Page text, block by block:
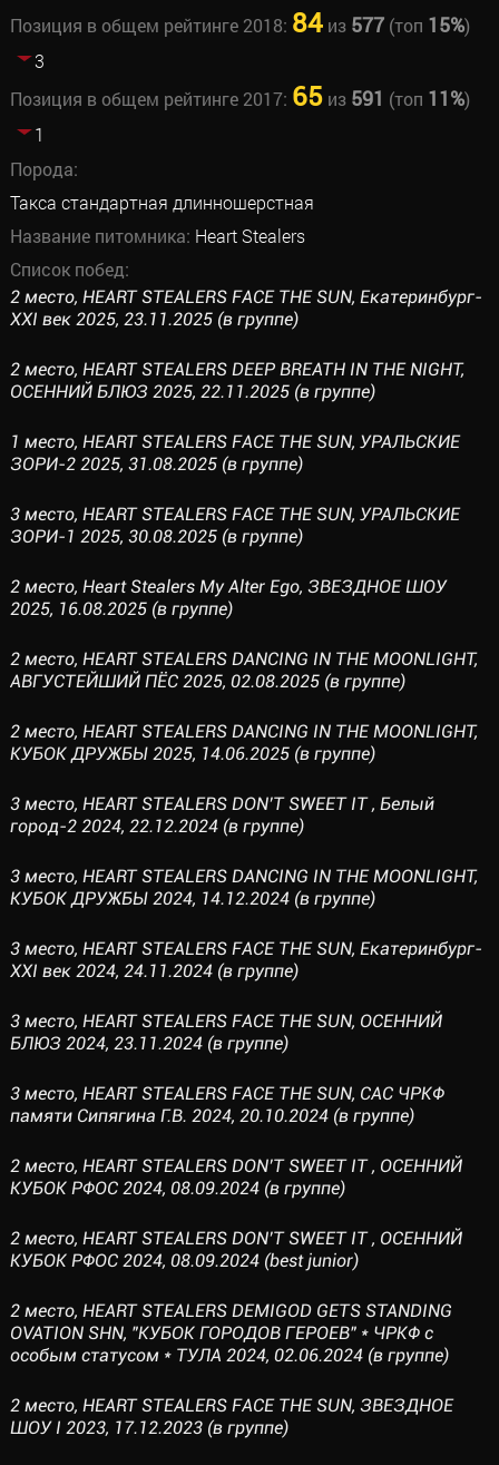
Позиция в общем рейтинге 2018: 84из 577(топ 15%)
3
Позиция в общем рейтинге 2017: 65из 591 (топ 11%)
1
Порода:
Такса стандартная длинношерстная
Название питомника: Heart Stealers
Список побед:
2 место, HEART STEALERS FACE THE SUN, Екатеринбург-
XXI век 2025, 23.11.2025 (в группе)
2 место, HEART STEALERS DEEP BREATH IN THE NIGHT,
ОСЕННИЙ БЛЮЗ 2025, 22.11.2025 (в группе)
1 место, HEART STEALERS FACE THE SUN, УРАЛЬСКИЕ
ЗОРИ-2 2025, 31.08.2025 (в группе)
3 место, HEART STEALERS FACE THE SUN, УРАЛЬСКИЕ
ЗОРИ-1 2025, 30.08.2025 (в группе)
2 место, Heart Stealers My Alter Ego, ЗВЕЗДНОЕ ШОУ
2025, 16.08.2025 (в группе)
2 место, HEART STEALERS DANCING IN THE MOONLIGHT,
АВГУСТЕЙШИЙ ПЁС 2025, 02.08.2025 (в группе)
2 место, HEART STEALERS DANCING IN THE MOONLIGHT,
КУБОК ДРУЖБЫ 2025, 14.06.2025 (в группе)
3 место, HEART STEALERS DON’T SWEET IT , Белый
город-2 2024, 22.12.2024 (в группе)
3 место, HEART STEALERS DANCING IN THE MOONLIGHT,
КУБОК ДРУЖБЫ 2024, 14.12.2024 (в группе)
3 место, HEART STEALERS FACE THE SUN, Екатеринбург-
XXI век 2024, 24.11.2024 (в группе)
3 место, HEART STEALERS FACE THE SUN, ОСЕННИЙ
БЛЮЗ 2024, 23.11.2024 (в группе)
3 место, HEART STEALERS FACE THE SUN, САС ЧРКФ
памяти Сипягина Г.В. 2024, 20.10.2024 (в группе)
2 место, HEART STEALERS DON’T SWEET IT , ОСЕННИЙ
КУБОК РФОС 2024, 08.09.2024 (в группе)
2 место, HEART STEALERS DON’T SWEET IT , ОСЕННИЙ
КУБОК РФОС 2024, 08.09.2024 (best junior)
2 место, HEART STEALERS DEMIGOD GETS STANDING
OVATION SHN, "КУБОК ГОРОДОВ ГЕРОЕВ" * ЧРКФ с
особым статусом * ТУЛА 2024, 02.06.2024 (в группе)
2 место, HEART STEALERS FACE THE SUN, ЗВЕЗДНОЕ
ШОУ I 2023, 17.12.2023 (в группе)